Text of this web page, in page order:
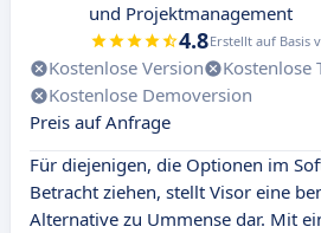
und Projektmanagement
4.8Erstellt auf Basis
Kostenlose Version
Kostenlose
Kostenlose Demoversion
Preis auf Anfrage
Für diejenigen, die Optionen im
Betracht ziehen, stellt Visor eine
Alternative zu Ummense dar. Mit